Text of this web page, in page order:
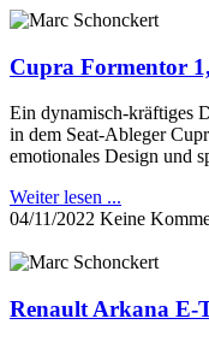
Cupra Formentor
Ein dynamisch-kräftiges
in dem Seat-Ableger
emotionales Design und
Weiter lesen ...
04/11/2022 Keine
Renault Arkana E-